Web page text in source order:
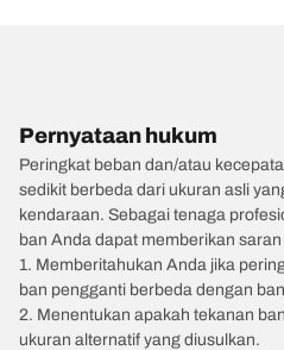
Pernyataan hukum
Peringkat beban dan/atau
sedikit berbeda dari ukuran asli
kendaraan. Sebagai tenaga
ban Anda dapat memberikan saran
1. Memberitahukan Anda jika
ban pengganti berbeda dengan
2. Menentukan apakah tekanan
ukuran alternatif yang diusulkan.